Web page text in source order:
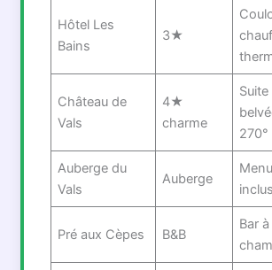
Hôtel Les
Bains
3★
Château de
Vals
4★
charme
Suite
270°
Auberge du
Vals
Auberge
inclus
Pré aux Cèpes B&B
Bar à